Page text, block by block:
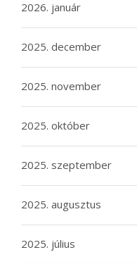
2026. január
2025. december
2025. november
2025. október
2025. szeptember
2025. augusztus
2025. július